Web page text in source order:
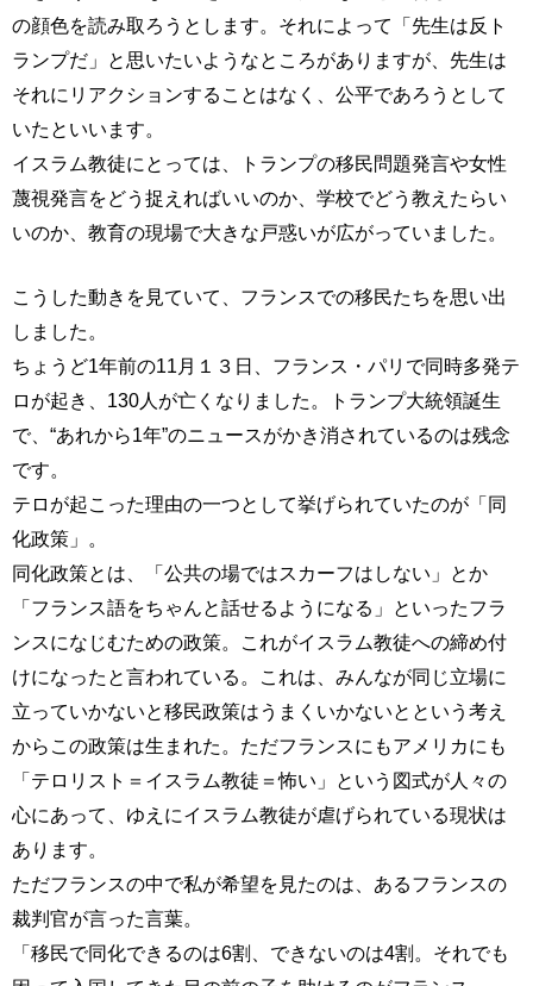
の顔色を読み取ろうとします。それによって「先生は反ト
ランプだ」と思いたいようなところがありますが、先生は
それにリアクションすることはなく、公平であろうとして
いたといいます。
イスラム教徒にとっては、トランプの移民問題発言や女性
蔑視発言をどう捉えればいいのか、学校でどう教えたらい
いのか、教育の現場で大きな戸惑いが広がっていました。
こうした動きを見ていて、フランスでの移民たちを思い出
しました。
ちょうど1年前の11月１３日、フランス・パリで同時多発テ
ロが起き、130人が亡くなりました。トランプ大統領誕生
で、“あれから1年”のニュースがかき消されているのは残念
です。
テロが起こった理由の一つとして挙げられていたのが「同
化政策」。
同化政策とは、「公共の場ではスカーフはしない」とか
「フランス語をちゃんと話せるようになる」といったフラ
ンスになじむための政策。これがイスラム教徒への締め付
けになったと言われている。これは、みんなが同じ立場に
立っていかないと移民政策はうまくいかないとという考え
からこの政策は生まれた。ただフランスにもアメリカにも
「テロリスト＝イスラム教徒＝怖い」という図式が人々の
心にあって、ゆえにイスラム教徒が虐げられている現状は
あります。
ただフランスの中で私が希望を見たのは、あるフランスの
裁判官が言った言葉。
「移民で同化できるのは6割、できないのは4割。それでも